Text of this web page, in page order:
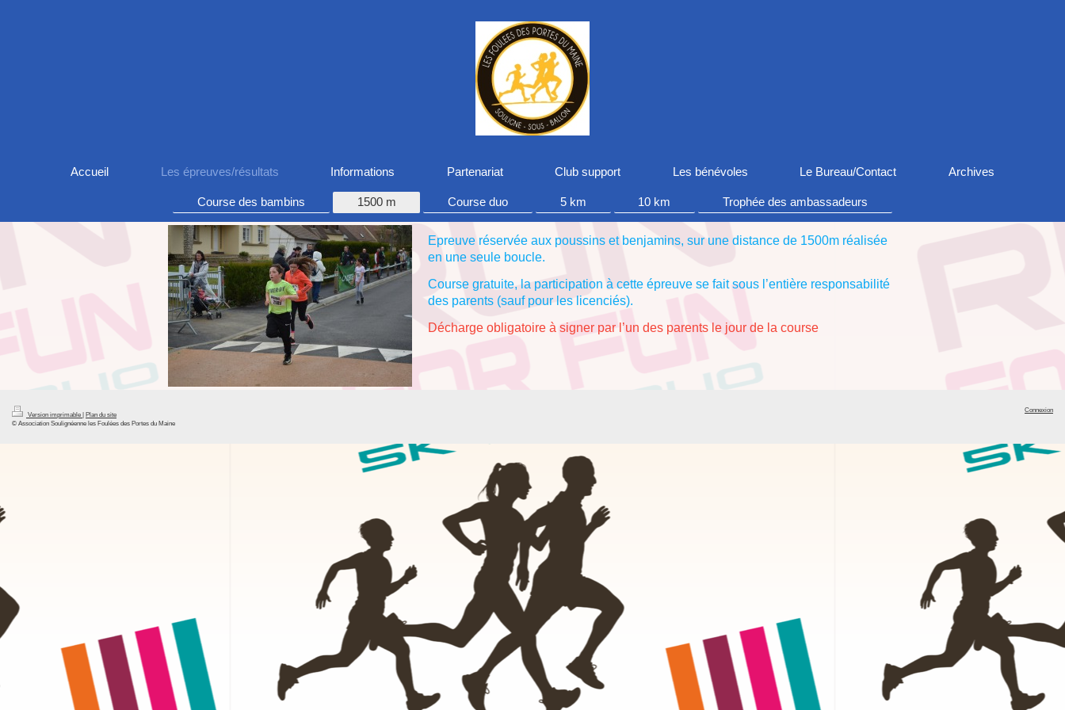
Accueil Les épreuves/résultats Informations Partenariat Club support Les bénévoles Le Bureau/Contact Archives
Course des bambins 1500 m Course duo 5 km 10 km Trophée des ambassadeurs
Epreuve réservée aux poussins et benjamins, sur une distance de 1500m réalisée
en une seule boucle.
Course gratuite, la participation à cette épreuve se fait sous l’entière responsabilité
des parents (sauf pour les licenciés).
Décharge obligatoire à signer par l’un des parents le jour de la course
Version imprimable | Plan du site
© Association Soulignéenne les Foulées des Portes du Maine
Connexion